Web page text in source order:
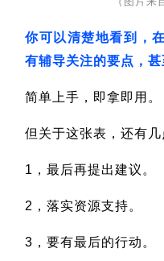
你可以清楚地看到，
有辅导关注的要点，甚
简单上手，即拿即用。
但关于这张表，还有几
1，最后再提出建议。
2，落实资源支持。
3，要有最后的行动。